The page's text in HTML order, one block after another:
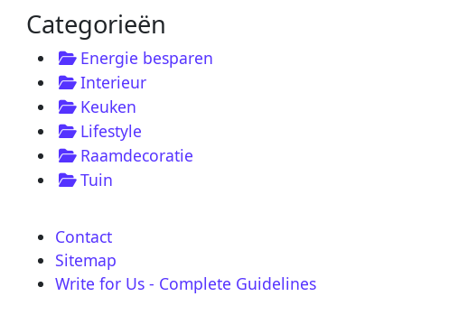
Categorieën
Energie besparen
Interieur
Keuken
Lifestyle
Raamdecoratie
Tuin
Contact
Sitemap
Write for Us - Complete Guidelines